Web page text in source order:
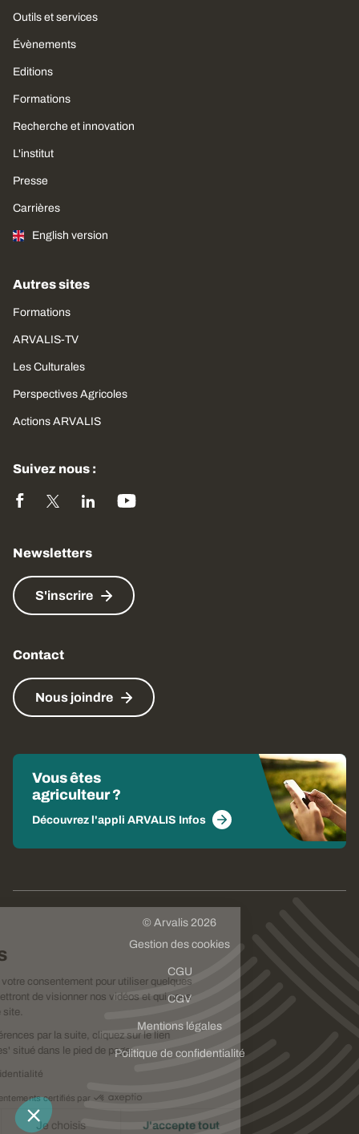
vos cookies
Nous avons besoin de votre consentement pour utiliser quelques
cookies qui vous permettront de visionner nos vidéos et qui nous
aideront à améliorer ce site.
Pour modifier vos préférences par la suite, cliquez sur le lien
'Préférences de cookies' situé dans le pied de page.
Lire la politique de confidentialité
Consentements certifiés par
Je refuse Je choisis
Outils et services
Évènements
Editions
Formations
Recherche et innovation
L'institut
Presse
Carrières
English version
Autres sites
Formations
ARVALIS-TV
Les Culturales
Perspectives Agricoles
Actions ARVALIS
Suivez nous :
Newsletters
S'inscrire
Contact
Nous joindre
Vous êtes
agriculteur ?
Découvrez l'appli ARVALIS Infos
© Arvalis 2026
Gestion des cookies
CGU
CGV
Mentions légales
Politique de confidentialité